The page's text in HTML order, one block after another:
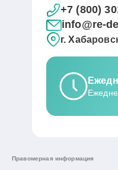
+7 (800)
info@re-
г.
Правомерная информация